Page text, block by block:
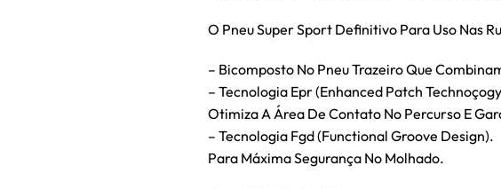
O Pneu Super Sport Definitivo Para Uso Nas
– Bicomposto No Pneu Trazeiro Que
– Tecnologia Epr (Enhanced Patch
Otimiza A Área De Contato No Percurso E
– Tecnologia Fgd (Functional Groove Design).
Para Máxima Segurança No Molhado.